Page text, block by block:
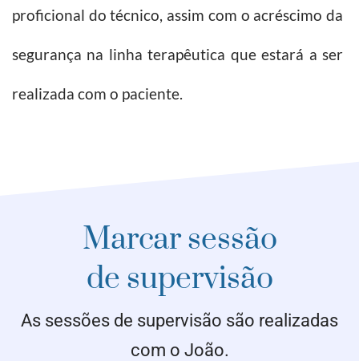
proficional do técnico, assim com o acréscimo da
segurança na linha terapêutica que estará a ser
realizada com o paciente.
Marcar sessão
de supervisão
As sessões de supervisão são realizadas
com o João.